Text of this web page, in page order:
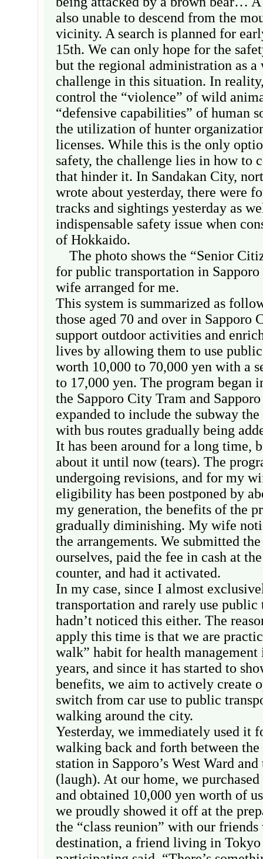
also unable to descend from the
vicinity. A search is planned for
15th. We can only hope for the
but the regional administration as a
challenge in this situation. In
control the “violence” of wild
“defensive capabilities” of human
the utilization of hunter
licenses. While this is the only
safety, the challenge lies in how to
that hinder it. In Sandakan City,
wrote about yesterday, there were
tracks and sightings yesterday as
indispensable safety issue when
of Hokkaido.
The photo shows the “Senior
for public transportation in
wife arranged for me.
This system is summarized as
those aged 70 and over in Sapporo
support outdoor activities and
lives by allowing them to use
worth 10,000 to 70,000 yen with a
to 17,000 yen. The program began
the Sapporo City Tram and
expanded to include the subway
with bus routes gradually being
It has been around for a long time,
about it until now (tears). The
undergoing revisions, and for my
eligibility has been postponed by
my generation, the benefits of the
gradually diminishing. My wife
the arrangements. We submitted
ourselves, paid the fee in cash at
counter, and had it activated.
In my case, since I almost
transportation and rarely use
hadn’t noticed this either. The
apply this time is that we are
walk” habit for health
years, and since it has started to
benefits, we aim to actively create
switch from car use to public
walking around the city.
Yesterday, we immediately used it
walking back and forth between
station in Sapporo’s West Ward
(laugh). At our home, we
and obtained 10,000 yen worth of
we proudly showed it off at the
the “class reunion” with our friends
destination, a friend living in Tokyo